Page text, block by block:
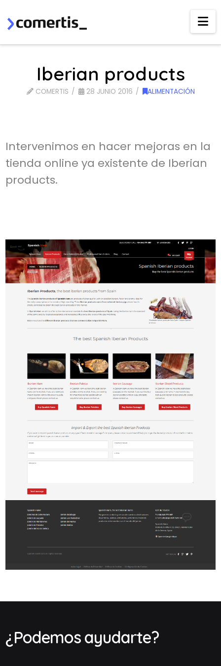
Iberian products
COMERTIS 28 JUNIO 2016 ALIMENTACIÓN
Intervenimos en hacer mejoras en la
tienda online ya existente de Iberian
products.
¿Podemos ayudarte?